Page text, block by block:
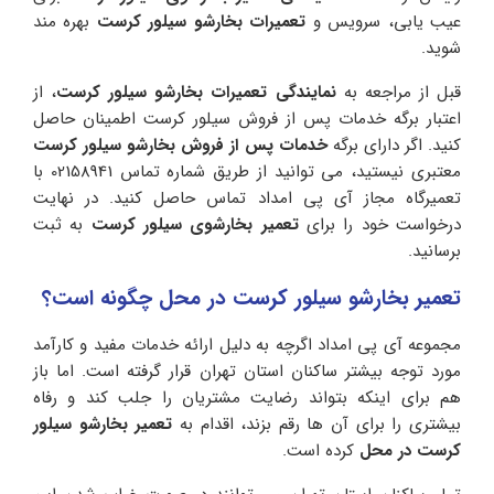
عیب یابی، سرویس و تعمیرات بخارشو سیلور کرست بهره مند
شوید.
قبل از مراجعه بهنمایندگی تعمیرات بخارشو سیلور کرست، از
اعتبار برگه خدمات پس از فروش سیلور کرست اطمینان حاصل
کنید. اگر دارای برگه خدمات پس از فروش بخارشو سیلور کرست
معتبری نیستید، می توانید از طریق شماره تماس 02158941 با
تعمیرگاه مجاز آی پی امداد تماس حاصل کنید. در نهایت
درخواست خود را برایتعمیر بخارشوی سیلور کرست به ثبت
برسانید.
تعمیر بخارشو سیلور کرست در محل چگونه است؟
مجموعه آی پی امداد اگرچه به دلیل ارائه خدمات مفید و کارآمد
مورد توجه بیشتر ساکنان استان تهران قرار گرفته است. اما باز
هم برای اینکه بتواند رضایت مشتریان را جلب کند و رفاه
بیشتری را برای آن ها رقم بزند، اقدام به تعمیر بخارشو سیلور
کرست در محل کرده است.